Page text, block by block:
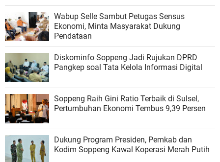
Wabup Selle Sambut Petugas Sensus
Ekonomi, Minta Masyarakat Dukung
Pendataan
Diskominfo Soppeng Jadi Rujukan DPRD
Pangkep soal Tata Kelola Informasi Digital
Soppeng Raih Gini Ratio Terbaik di Sulsel,
Pertumbuhan Ekonomi Tembus 9,39 Persen
Dukung Program Presiden, Pemkab dan
Kodim Soppeng Kawal Koperasi Merah Putih